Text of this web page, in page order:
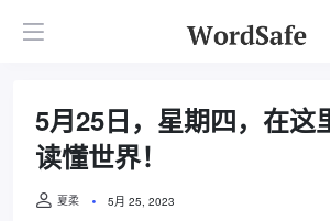
5月25日，星期四，在这
读懂世界！
夏柔 5月 25, 2023